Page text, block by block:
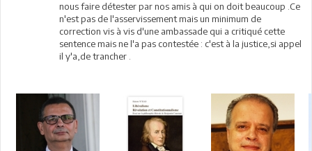
nous faire détester par nos amis à qui on doit beaucoup .Ce
n'est pas de l'asservissement mais un minimum de
correction vis à vis d'une ambassade qui a critiqué cette
sentence mais ne l'a pas contestée : c'est à la justice,si appel
il y'a,de trancher .